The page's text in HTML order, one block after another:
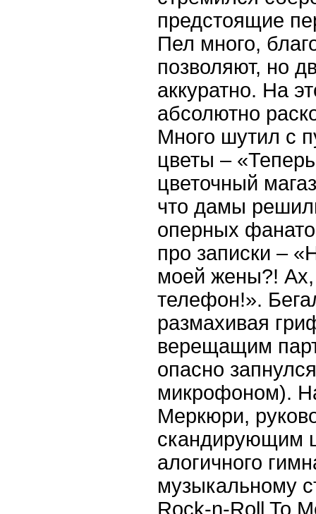
предстоящие
Пел много,
позволяют, но
аккуратно. На
абсолютно
Много шутил с
цветы –
цветочный
что дамы
оперных
про записки –
моей жены?! Ах,
телефон!».
размахивая
верещащим
опасно
микрофоном).
Меркюри,
скандирующим
алогичного
музыкальному
Rock-n-Roll To